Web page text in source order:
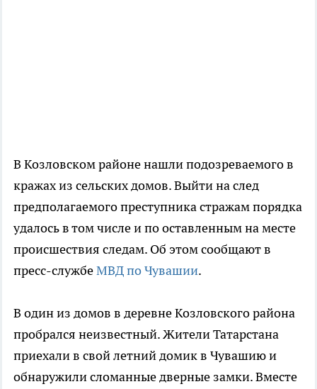
В Козловском районе нашли подозреваемого в
кражах из сельских домов. Выйти на след
предполагаемого преступника стражам порядка
удалось в том числе и по оставленным на месте
происшествия следам. Об этом сообщают в
пресс-службеМВД по Чувашии.
В один из домов в деревне Козловского района
пробрался неизвестный. Жители Татарстана
приехали в свой летний домик в Чувашию и
обнаружили сломанные дверные замки. Вместе